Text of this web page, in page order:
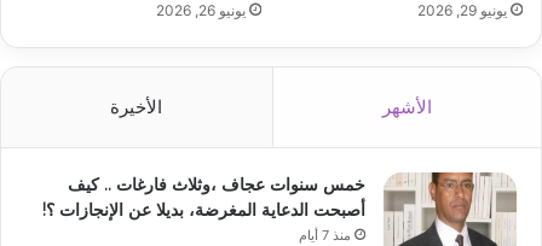
يونيو 29, 2026 يونيو 26, 2026
الأشهر الأخيرة
خمس سنوات عجاف ،وثلاث فارغات .. كيف
أصبحت الدعاية المغرضة، بديلا عن الإنجازات ؟!
منذ 7 أيام